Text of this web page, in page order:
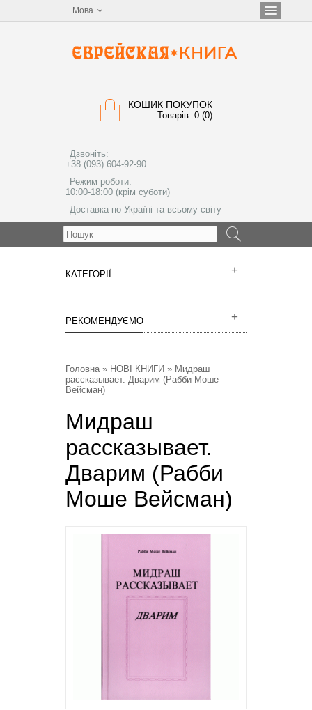
Мова
КОШИК ПОКУПОК
Товарів: 0 (0)
Дзвоніть:
+38 (093) 604-92-90
Режим роботи:
10:00-18:00 (крім суботи)
Доставка по Україні та всьому світу
КАТЕГОРІЇ
РЕКОМЕНДУЄМО
Головна» НОВІ КНИГИ » Мидраш
рассказывает. Дварим (Рабби Моше
Вейсман)
Мидраш
рассказывает.
Дварим (Рабби
Моше Вейсман)